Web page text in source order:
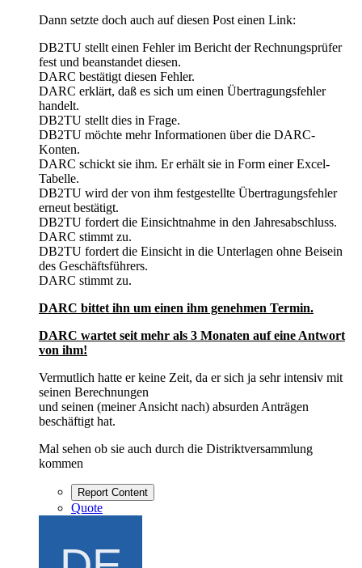
Dann setzte doch auch auf diesen Post einen Link:
DB2TU stellt einen Fehler im Bericht der Rechnungsprüfer
fest und beanstandet diesen.
DARC bestätigt diesen Fehler.
DARC erklärt, daß es sich um einen Übertragungsfehler
handelt.
DB2TU stellt dies in Frage.
DB2TU möchte mehr Informationen über die DARC-
Konten.
DARC schickt sie ihm. Er erhält sie in Form einer Excel-
Tabelle.
DB2TU wird der von ihm festgestellte Übertragungsfehler
erneut bestätigt.
DB2TU fordert die Einsichtnahme in den Jahresabschluss.
DARC stimmt zu.
DB2TU fordert die Einsicht in die Unterlagen ohne Beisein
des Geschäftsführers.
DARC stimmt zu.
DARC bittet ihn um einen ihm genehmen Termin.
DARC wartet seit mehr als 3 Monaten auf eine Antwort
von ihm!
Vermutlich hatte er keine Zeit, da er sich ja sehr intensiv mit
seinen Berechnungen
und seinen (meiner Ansicht nach) absurden Anträgen
beschäftigt hat.
Mal sehen ob sie auch durch die Distriktversammlung
kommen
Report Content
Quote